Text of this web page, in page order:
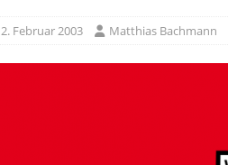
2. Februar 2003 Matthias Bachmann